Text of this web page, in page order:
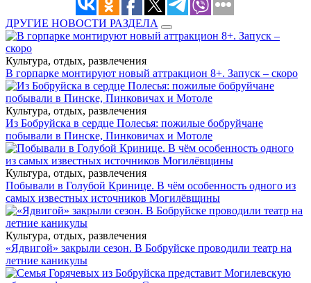
ДРУГИЕ НОВОСТИ РАЗДЕЛА
Культура, отдых, развлечения
В горпарке монтируют новый аттракцион 8+. Запуск – скоро
Культура, отдых, развлечения
Из Бобруйска в сердце Полесья: пожилые бобруйчане
побывали в Пинске, Пинковичах и Мотоле
Культура, отдых, развлечения
Побывали в Голубой Кринице. В чём особенность одного из
самых известных источников Могилёвщины
Культура, отдых, развлечения
«Ядвигой» закрыли сезон. В Бобруйске проводили театр на
летние каникулы